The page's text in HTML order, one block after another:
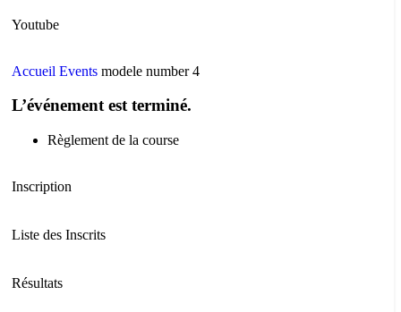
Youtube
Accueil Events modele number 4
L’événement est terminé.
Règlement de la course
Inscription
Liste des Inscrits
Résultats